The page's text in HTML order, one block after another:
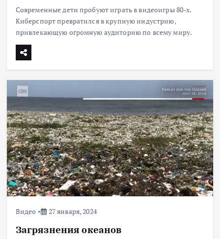
Современные дети пробуют играть в видеоигры 80-х.
Киберспорт превратился в крупную индустрию,
привлекающую огромную аудиторию по всему миру.
Видео 27 января, 2024
Загрязнения океанов